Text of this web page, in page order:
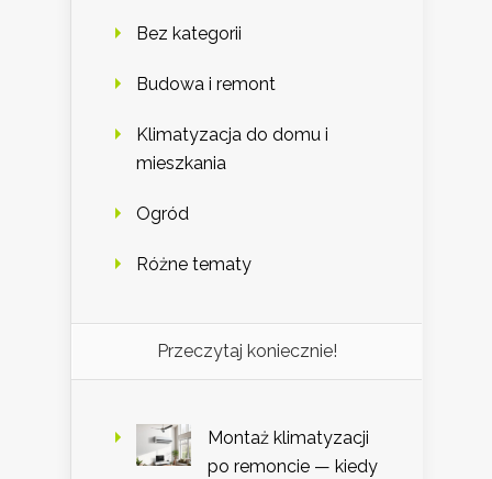
Bez kategorii
Budowa i remont
Klimatyzacja do domu i
mieszkania
Ogród
Różne tematy
Przeczytaj koniecznie!
Montaż klimatyzacji
po remoncie — kiedy